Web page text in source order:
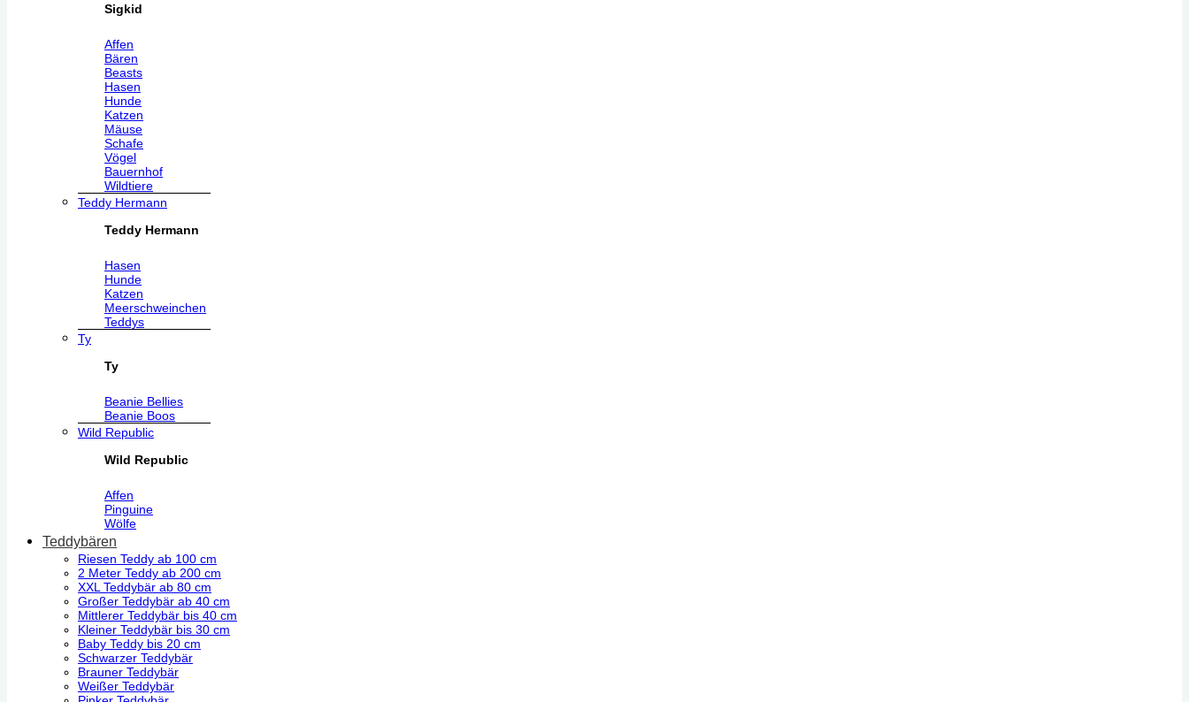
Sigkid
Affen
Bären
Beasts
Hasen
Hunde
Katzen
Mäuse
Schafe
Vögel
Bauernhof
Wildtiere
Teddy Hermann
Teddy Hermann
Hasen
Hunde
Katzen
Meerschweinchen
Teddys
Ty
Ty
Beanie Bellies
Beanie Boos
Wild Republic
Wild Republic
Affen
Pinguine
Wölfe
Teddybären
Riesen Teddy ab 100 cm
2 Meter Teddy ab 200 cm
XXL Teddybär ab 80 cm
Großer Teddybär ab 40 cm
Mittlerer Teddybär bis 40 cm
Kleiner Teddybär bis 30 cm
Baby Teddy bis 20 cm
Schwarzer Teddybär
Brauner Teddybär
Weißer Teddybär